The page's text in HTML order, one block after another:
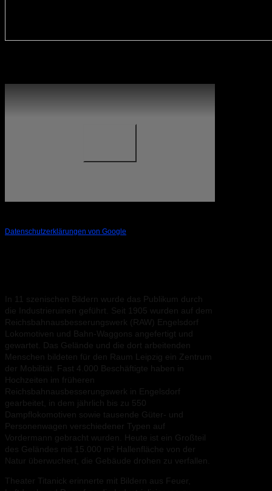
Datenschutzerklärungen von Google
In 11 szenischen Bildern wurde das Publikum durch
die Industrieruinen geführt. Seit 1905 wurden auf dem
Reichsbahnausbesserungswerk (RAW) Engelsdorf
Lokomotiven und Bahn-Waggons angefertigt und
gewartet. Das Gelände und die dort arbeitenden
Menschen bildeten für den Raum Leipzig ein Zentrum
der Mobilität. Fast 4.000 Beschäftigte haben in
Hochzeiten im früheren
Reichsbahnausbesserungswerk in Engelsdorf
gearbeitet, in dem jährlich bis zu 550
Dampflokomotiven sowie tausende Güter- und
Personenwagen verschiedener Typen auf
Vordermann gebracht wurden.
Heute ist ein Großteil
des Geländes mit 15.000 m² Hallenfläche von der
Natur überwuchert, die Gebäude drohen zu verfallen.
Theater Titanick erinnerte mit Bildern aus Feuer,